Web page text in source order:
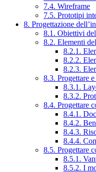
7.4. Wireframe
7.5. Prototipi
8. Progettazione
8.1. Obiettivi
8.2. Elementi
8.2.1.
8.2.2.
8.2.3.
8.3. Progettare
8.3.1.
8.3.2.
8.4. Progettare
8.4.1.
8.4.2.
8.4.3.
8.4.4.
8.5. Progettare
8.5.1.
8.5.2. I